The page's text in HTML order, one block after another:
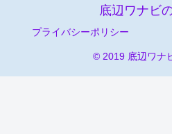
底辺ワナビ
プライバシーポリシー
© 2019 底辺ワナ